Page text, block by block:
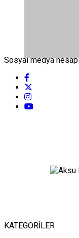
Sosyal medya
KATEGORİLER